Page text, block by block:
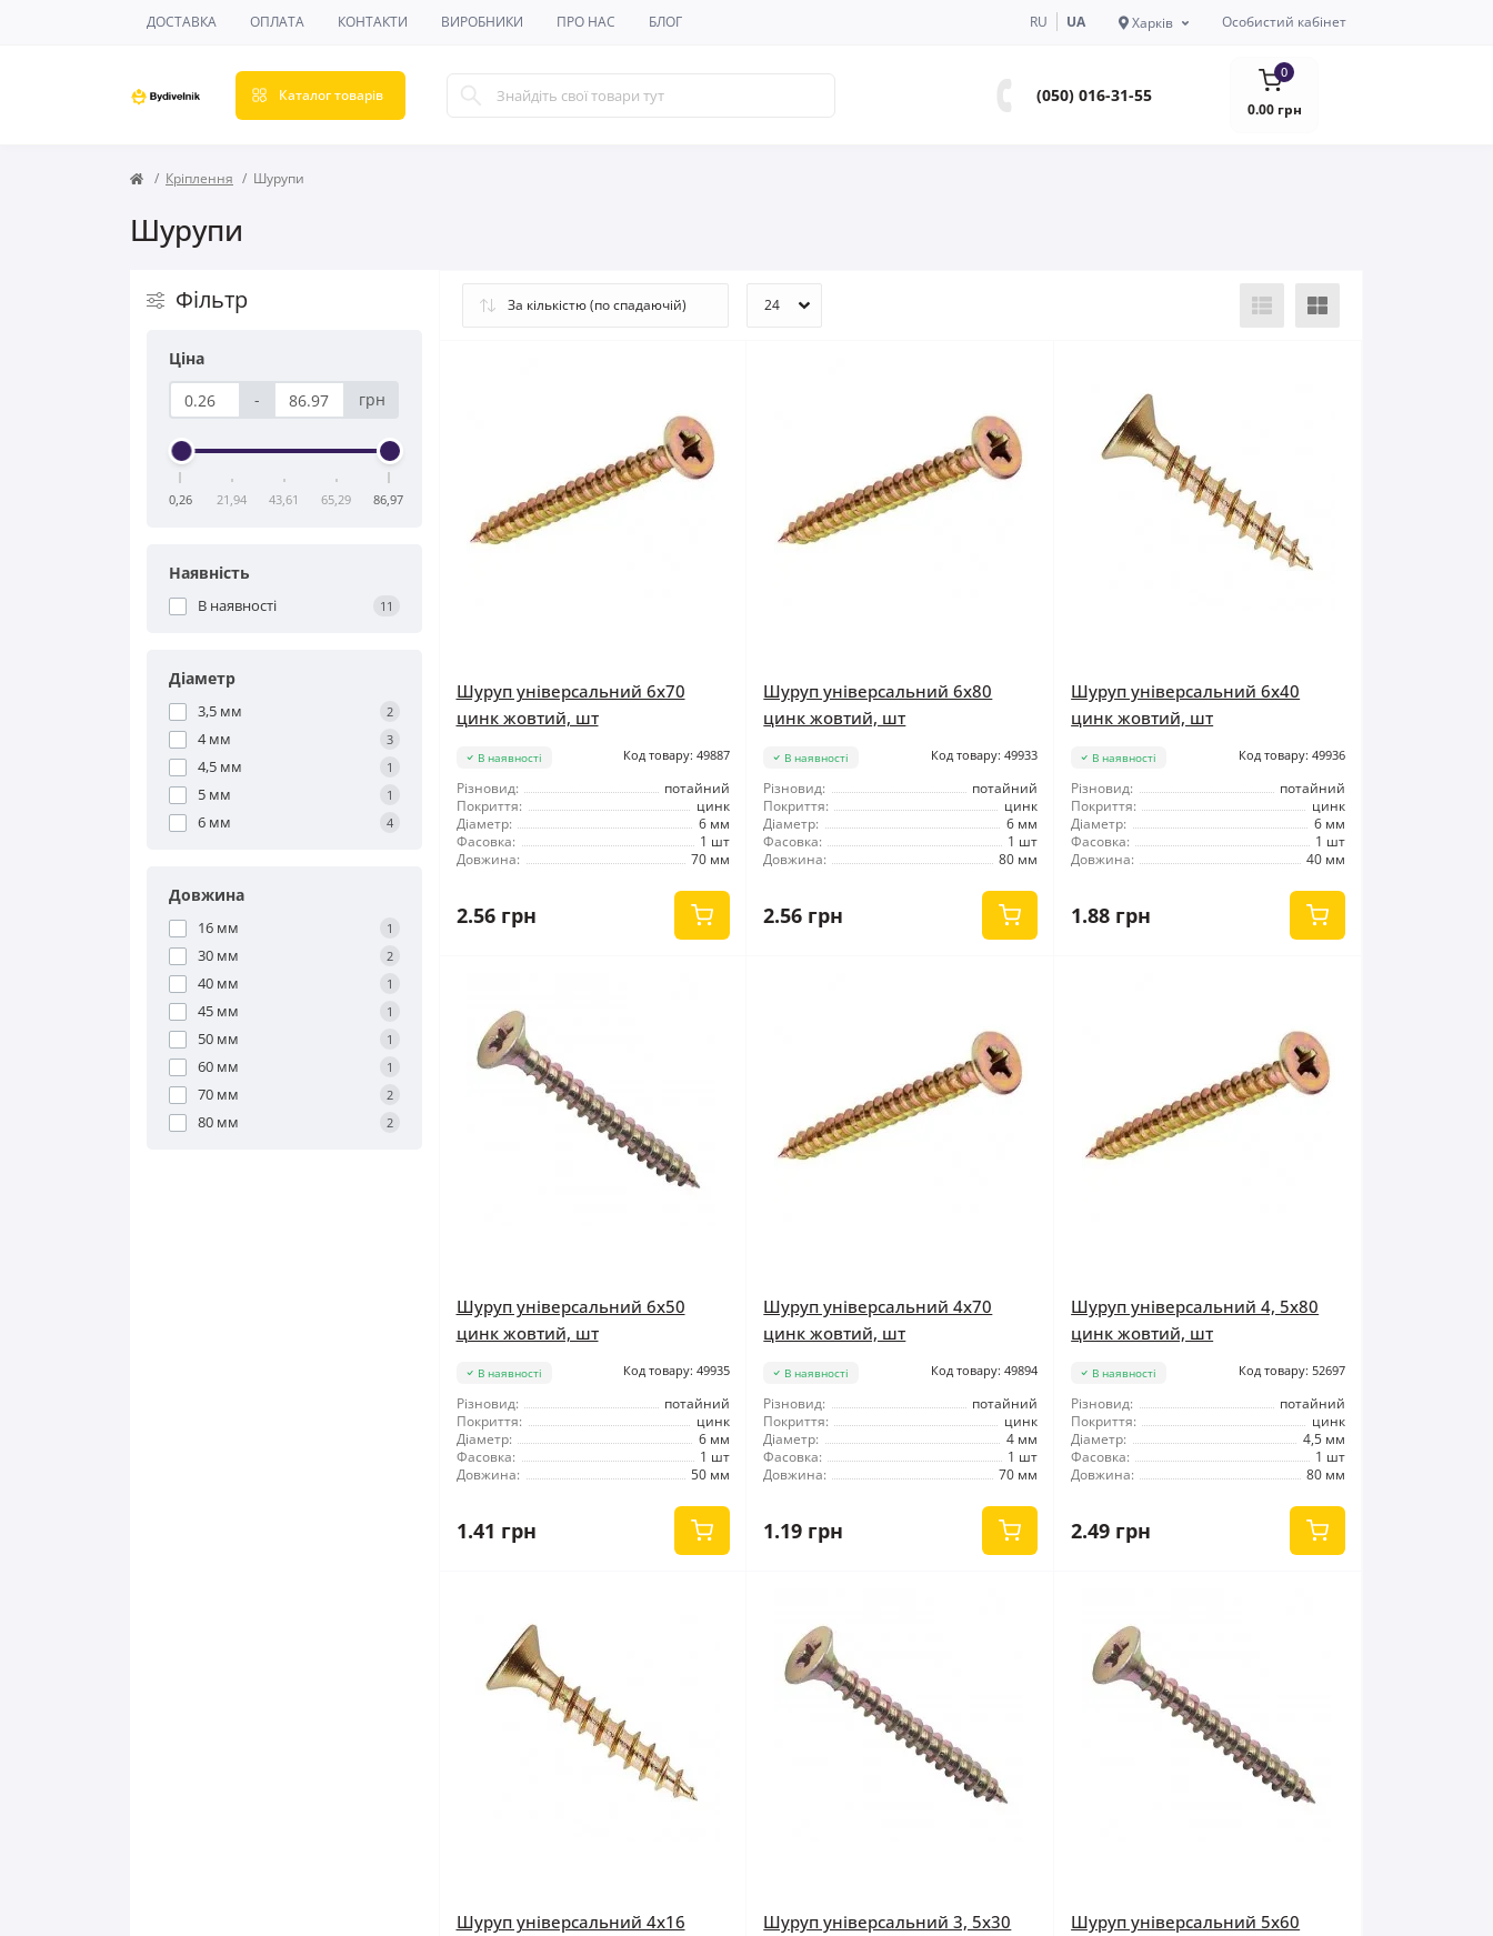
ДОСТАВКА ОПЛАТА КОНТАКТИ ВИРОБНИКИ ПРО НАС БЛОГ RU UA Харків Особистий кабінет
Каталог товарів (050) 016-31-55
0
0.00 грн
Кріплення Шурупи
Шурупи
Фільтр
Ціна
-
грн
0,26 21,94 43,61 65,29 86,97
Наявність
В наявності 11
Діаметр
3,5 мм 2
4 мм 3
4,5 мм 1
5 мм 1
6 мм 4
Довжина
16 мм 1
30 мм 2
40 мм 1
45 мм 1
50 мм 1
60 мм 1
70 мм 2
80 мм 2
Шуруп універсальний 6x70
цинк жовтий, шт
В наявності Код товару: 49887
Різновид:
потайний
Покриття:
цинк
Діаметр:
6 мм
Фасовка:
1 шт
Довжина:
70 мм
2.56 грн
Шуруп універсальний 6x80
цинк жовтий, шт
В наявності Код товару: 49933
Різновид:
потайний
Покриття:
цинк
Діаметр:
6 мм
Фасовка:
1 шт
Довжина:
80 мм
2.56 грн
Шуруп універсальний 6x40
цинк жовтий, шт
В наявності Код товару: 49936
Різновид:
потайний
Покриття:
цинк
Діаметр:
6 мм
Фасовка:
1 шт
Довжина:
40 мм
1.88 грн
Шуруп універсальний 6x50
цинк жовтий, шт
В наявності Код товару: 49935
Різновид:
потайний
Покриття:
цинк
Діаметр:
6 мм
Фасовка:
1 шт
Довжина:
50 мм
1.41 грн
Шуруп універсальний 4x70
цинк жовтий, шт
В наявності Код товару: 49894
Різновид:
потайний
Покриття:
цинк
Діаметр:
4 мм
Фасовка:
1 шт
Довжина:
70 мм
1.19 грн
Шуруп універсальний 4, 5x80
цинк жовтий, шт
В наявності Код товару: 52697
Різновид:
потайний
Покриття:
цинк
Діаметр:
4,5 мм
Фасовка:
1 шт
Довжина:
80 мм
2.49 грн
Шуруп універсальний 4x16
Шуруп універсальний 3, 5x30
Шуруп універсальний 5x60